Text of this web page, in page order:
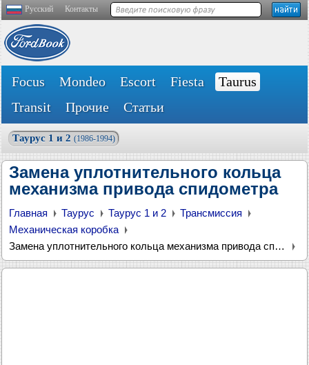
Русский Контакты
Focus Mondeo Escort Fiesta
Taurus
Transit
Прочие Статьи
Таурус 1 и 2 (1986-1994)
Замена уплотнительного кольца
механизма привода спидометра
Главная Таурус Таурус 1 и 2
Трансмиссия
Механическая коробка
Замена уплотнительного кольца механизма привода спидометра